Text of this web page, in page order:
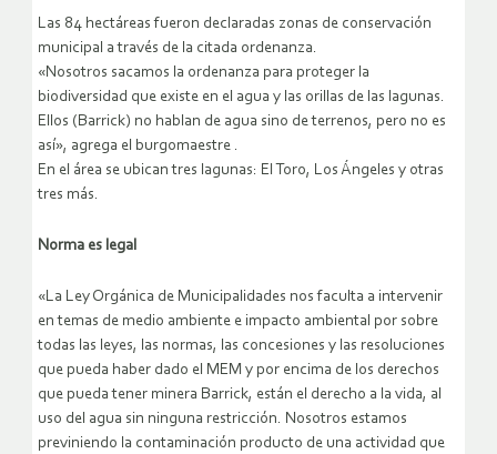
Las 84 hectáreas fueron declaradas zonas de conservación
municipal a través de la citada ordenanza.
«Nosotros sacamos la ordenanza para proteger la
biodiversidad que existe en el agua y las orillas de las lagunas.
Ellos (Barrick) no hablan de agua sino de terrenos, pero no es
así», agrega el burgomaestre .
En el área se ubican tres lagunas: El Toro, Los Ángeles y otras
tres más.
Norma es legal
«La Ley Orgánica de Municipalidades nos faculta a intervenir
en temas de medio ambiente e impacto ambiental por sobre
todas las leyes, las normas, las concesiones y las resoluciones
que pueda haber dado el MEM y por encima de los derechos
que pueda tener minera Barrick, están el derecho a la vida, al
uso del agua sin ninguna restricción. Nosotros estamos
previniendo la contaminación producto de una actividad que